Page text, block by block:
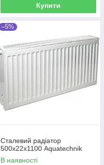
Купити
–5%
Сталевий радіатор
500х22х1100 Aquatechnik
В наявності